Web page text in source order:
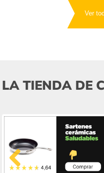
Ver
LA TIENDA DE